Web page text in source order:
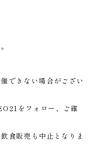
できない場合がござい
をフォロー、ご確
食販売も中止となりま